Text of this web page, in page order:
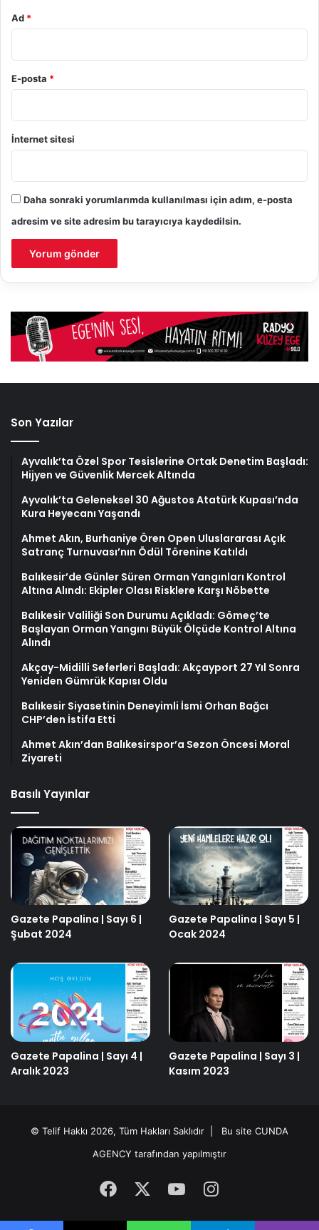
Ad *
E-posta *
İnternet sitesi
Daha sonraki yorumlarımda kullanılması için adım, e-posta
adresim ve site adresim bu tarayıcıya kaydedilsin.
Son Yazılar
Ayvalık’ta Özel Spor Tesislerine Ortak Denetim Başladı:
Hijyen ve Güvenlik Mercek Altında
Ayvalık’ta Geleneksel 30 Ağustos Atatürk Kupası’nda
Kura Heyecanı Yaşandı
Ahmet Akın, Burhaniye Ören Open Uluslararası Açık
Satranç Turnuvası’nın Ödül Törenine Katıldı
Balıkesir’de Günler Süren Orman Yangınları Kontrol
Altına Alındı: Ekipler Olası Risklere Karşı Nöbette
Balıkesir Valiliği Son Durumu Açıkladı: Gömeç’te
Başlayan Orman Yangını Büyük Ölçüde Kontrol Altına
Alındı
Akçay-Midilli Seferleri Başladı: Akçayport 27 Yıl Sonra
Yeniden Gümrük Kapısı Oldu
Balıkesir Siyasetinin Deneyimli İsmi Orhan Bağcı
CHP’den İstifa Etti
Ahmet Akın’dan Balıkesirspor’a Sezon Öncesi Moral
Ziyareti
Basılı Yayınlar
Gazete Papalina | Sayı 6 |
Şubat 2024
Gazete Papalina | Sayı 5 |
Ocak 2024
Gazete Papalina | Sayı 4 |
Aralık 2023
Gazete Papalina | Sayı 3 |
Kasım 2023
© Telif Hakkı 2026, Tüm Hakları Saklıdır | Bu site CUNDA
AGENCY tarafından yapılmıştır
FacebookYouTubeInstagram